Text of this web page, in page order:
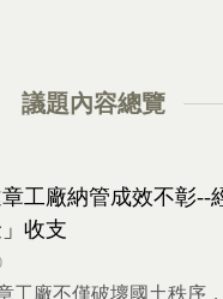
議題內容總覽
工廠納管成效不彰--
」收支
工廠不僅破壞國土秩序